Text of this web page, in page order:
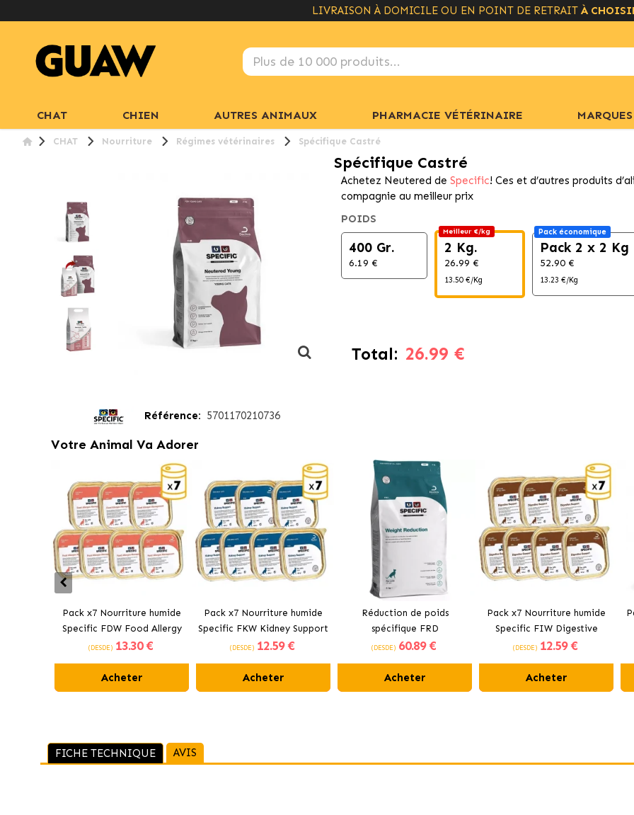
LIVRAISON GRATUITE À PARTIR DE 49€+ INFO
CHAT CHIEN AUTRES ANIMAUX PHARMACIE VÉTÉRINAIRE MARQUES
CHAT Nourriture Régimes vétérinaires Spécifique Castré
Spécifique Castré
Référence: 5701170210736
Achetez Neutered de Specific! Ces et d’autres produits
compagnie au meilleur prix
POIDS
400 Gr.
6.19 €
Meilleur €/kg
2 Kg.
26.99 €
13.50 €/Kg
Pack économique
Pack 2 x 2 Kg
52.90 €
13.23 €/Kg
Total: 26.99 €
Votre Animal Va Adorer
Pack x7 Nourriture humide
Specific FDW Food Allergy
Management pour chats
(DESDE) 13.30 €
Acheter
Pack x7 Nourriture humide
Specific FKW Kidney Support
pour chats ayant des
ou hépatiques
(DESDE) 12.59 €
Acheter
Réduction de poids
spécifique FRD
(DESDE) 60.89 €
Acheter
Pack x7 Nourriture humide
Specific FIW Digestive
Support pour chats ayant des
(DESDE) 12.59 €
Acheter
FICHE TECHNIQUE AVIS